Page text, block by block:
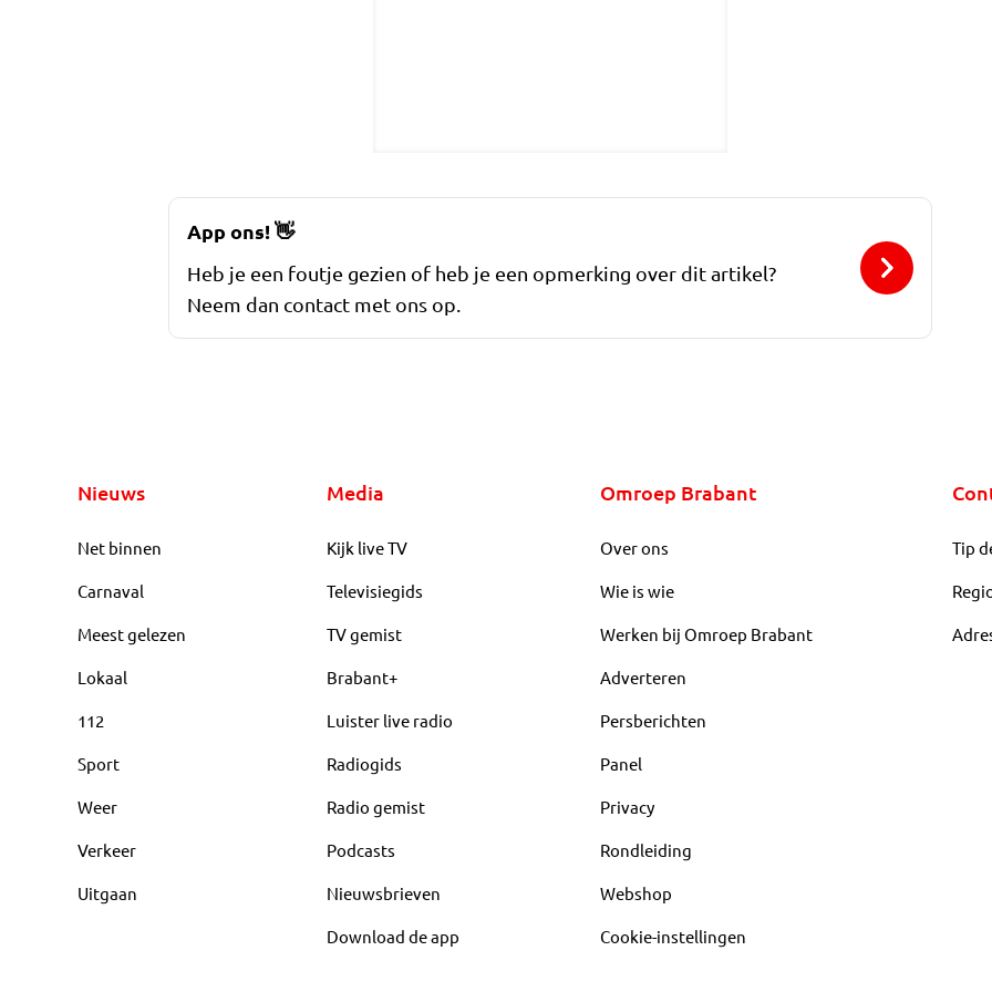
App ons!👋
Heb je een foutje gezien of heb je een opmerking over dit artikel?
Neem dan contact met ons op.
Nieuws
Net binnen
Carnaval
Meest gelezen
Lokaal
112
Sport
Weer
Verkeer
Uitgaan
Media
Kijk live TV
Televisiegids
TV gemist
Brabant+
Luister live radio
Radiogids
Radio gemist
Podcasts
Nieuwsbrieven
Download de app
Omroep Brabant
Over ons
Wie is wie
Werken bij Omroep Brabant
Adverteren
Persberichten
Panel
Privacy
Rondleiding
Webshop
Cookie-instellingen
Tip